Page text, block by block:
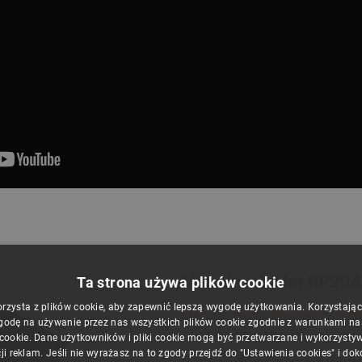
Mikrokontroler RP2040
Mikrokontroler Raspberry Pi
ARM Cortex M0+. Na
w tym czterokanałowy
Ta strona używa plików cookie
z plików cookie, aby zapewnić lepszą wygodę użytkowania.
na używanie przez nas wszystkich plików cookie zgodnie z warunkami
Dane użytkowników i pliki cookie mogą być przetwarzane i
reklam. Jeśli nie wyrażasz na to zgody przejdź do "Ustawienia cookies" i